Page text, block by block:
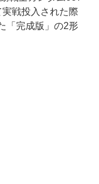
戦投入された際
「完成版」の2形